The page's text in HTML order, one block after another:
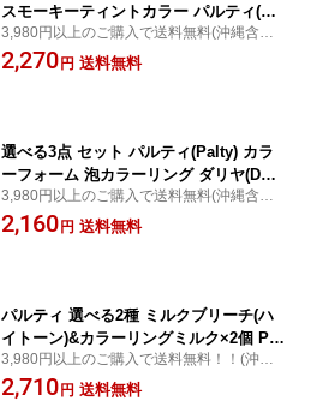
スモーキーティントカラー パルティ(Pal
ty) ダリヤ(DARIYA)【送料込】
3,980円以上のご購入で送料無料(沖縄含む)/
土日祝日発送：
2,270円 送料無料
選べる3点 セット パルティ(Palty) カラ
ーフォーム 泡カラーリング ダリヤ(DAR
IYA)【送料込】
3,980円以上のご購入で送料無料(沖縄含む)/
土日祝日発送：
2,160円 送料無料
パルティ 選べる2種 ミルクブリーチ(ハ
イトーン)&カラーリングミルク×2個 Pal
ty ダリヤ(DARIYA)【送料込(北海道除
く)】
3,980円以上のご購入で送料無料！！(沖縄
は9,800円以上)：
2,710円 送料無料